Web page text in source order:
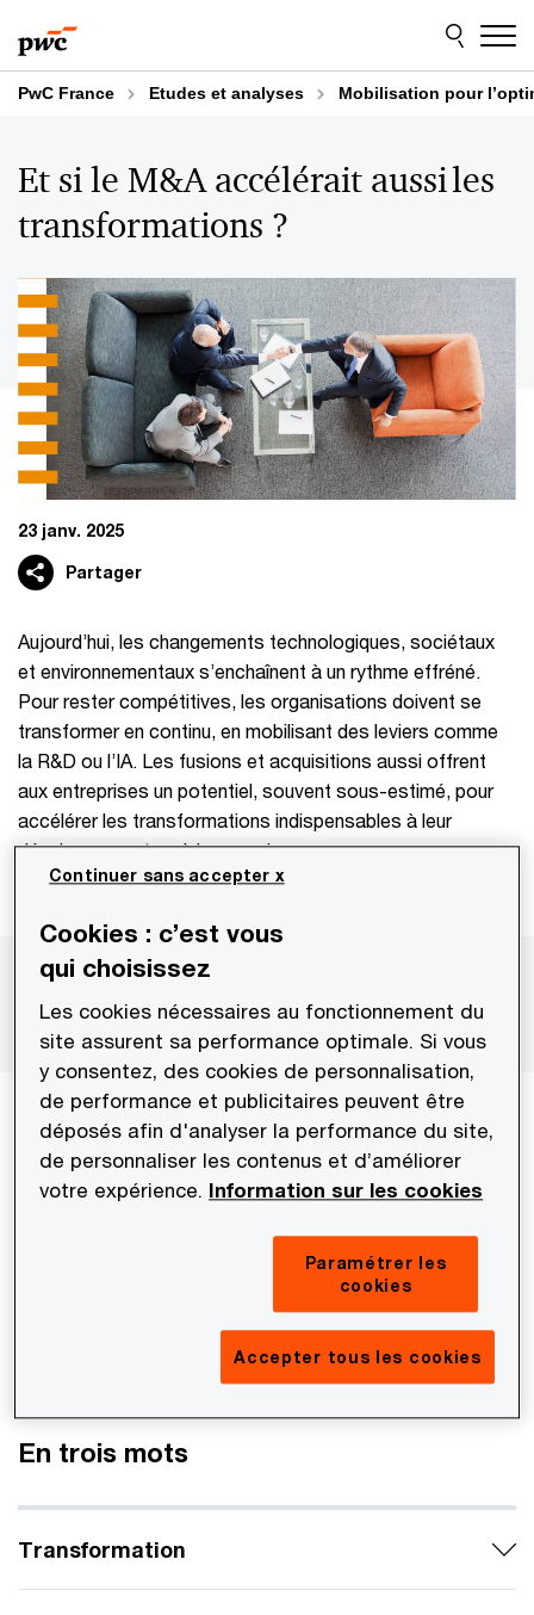
au
contenu
au
pied
dePwC France Etudes et analyses Mobilisation pour
Et si le M&A accélérait aussi les
transformations ?
23 janv. 2025
Partager
Aujourd’hui, les changements technologiques, sociétaux
et environnementaux s’enchaînent à un rythme effréné.
Pour rester compétitives, les organisations doivent se
transformer en continu, en mobilisant des leviers comme
la R&D ou l’IA. Les fusions et acquisitions aussi offrent
aux entreprises un potentiel, souvent sous-estimé, pour
accélérer les transformations indispensables à leur
développement ou à leur survie.
Perspectives de Stéphane Salustro
Un outil de choix pour se transformer
Levier souvent perçu comme tactique et
opportuniste, le M&A est souvent sous-estimé.
Pourquoi ? Dans une tribune publiée dans Les
Echos, Stéphane Salustro, associé responsable
des activités Deals de PwC France et Maghreb,
livre une perspective éclairante en faveur du M&A
comme levier de transformation et de création de
En trois mots
Transformation
Cookies : c’est vous
qui choisissez
Les cookies nécessaires au fonctionnement du
site assurent sa performance optimale. Si vous
y consentez, des cookies de personnalisation,
de performance et publicitaires peuvent être
déposés afin d'analyser la performance du site,
de personnaliser les contenus et d’améliorer
votre expérience. Information sur les cookies
Paramétrer les
cookies
Accepter tous les cookies
Continuer sans accepter x